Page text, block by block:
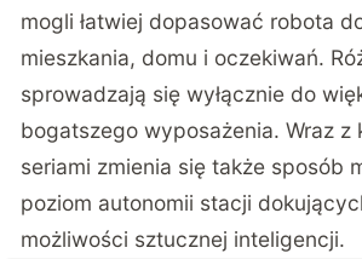
mogli łatwiej dopasować robota
mieszkania, domu i oczekiwań.
sprowadzają się wyłącznie do
bogatszego wyposażenia. Wraz z
seriami zmienia się także sposób
poziom autonomii stacji
możliwości sztucznej inteligencji.